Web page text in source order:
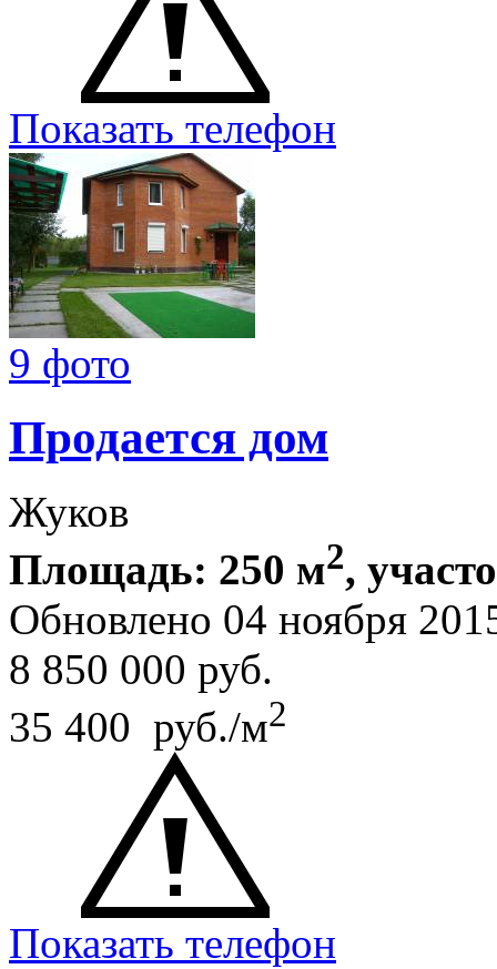
Показать телефон
9 фото
Продается дом
Жуков
Площадь: 250 м2,
Обновлено 04 ноября
8 850 000 руб.
35 400 руб./м2
Показать телефон